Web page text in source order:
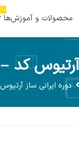
محصولات و آموزش‌ها
آرتیوس
دوره ایرانی ساز